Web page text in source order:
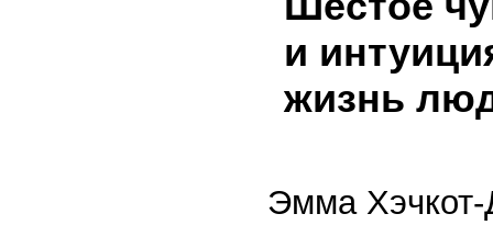
и
жизнь
Эмма